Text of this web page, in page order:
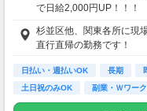
で日給2,000円UP！！！
////////////////////////////////////////
日給12000円以上
（一律手当を含む）
※時給換算→1500円/時
杉並区他、関東各所に現
直行直帰の勤務です！
日払い・週払いOK 長期
土日祝のみOK
副業・Ｗワー